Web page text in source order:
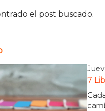
el post buscado.
7